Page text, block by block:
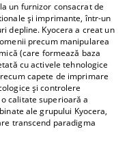
un furnizor consacrat de
și imprimante, într-un
depline. Kyocera a creat un
precum manipularea
(care formează baza
cu activele tehnologice
capete de imprimare
și controlere
calitate superioară a
ale grupului Kyocera,
transcend paradigma